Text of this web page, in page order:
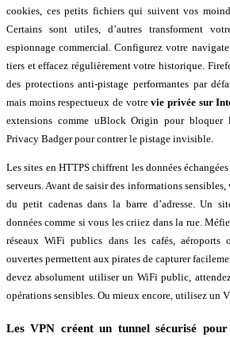
cookies, ces petits fichiers qui suivent vos
Certains sont utiles, d’autres transforment
espionnage commercial. Configurez votre
tiers et effacez régulièrement votre historique.
des protections anti-pistage performantes par
mais moins respectueux de votrevie privée sur
extensions comme uBlock Origin pour bloquer
Privacy Badger pour contrer le pistage invisible.
Les sites en HTTPS chiffrent les données
serveurs. Avant de saisir des informations
du petit cadenas dans la barre d’adresse. Un
données comme si vous les criiez dans la rue.
réseaux WiFi publics dans les cafés, aéroports
ouvertes permettent aux pirates de capturer
devez absolument utiliser un WiFi public,
opérations sensibles. Ou mieux encore, utilisez un
Les VPN créent un tunnel sécurisé